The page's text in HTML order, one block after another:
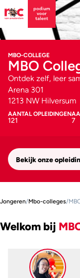
MBO-COLLEGE
MBO
Ontdek zelf, leer
Arena 301
1213 NW Hilversum
AANTAL OPLEIDINGEN
121 7
Bekijk onze
Jongeren/Mbo-colleges/
Welkom bij